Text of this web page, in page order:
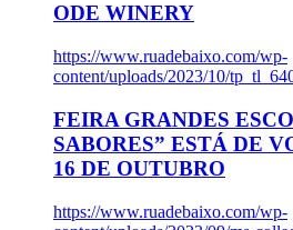
ODE WINERY
https://www.ruadebaixo.com/wp-
content/uploads/2023/10/
FEIRA GRANDES
SABORES” ESTÁ DE
16 DE OUTUBRO
https://www.ruadebaixo.com/wp-